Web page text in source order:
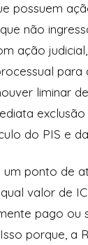
possuem
não
ação
para
liminar
do PIS e
um ponto de
valor de
pago ou
porque, a